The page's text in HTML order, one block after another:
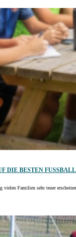
DIE BESTEN
Familien sehr teuer